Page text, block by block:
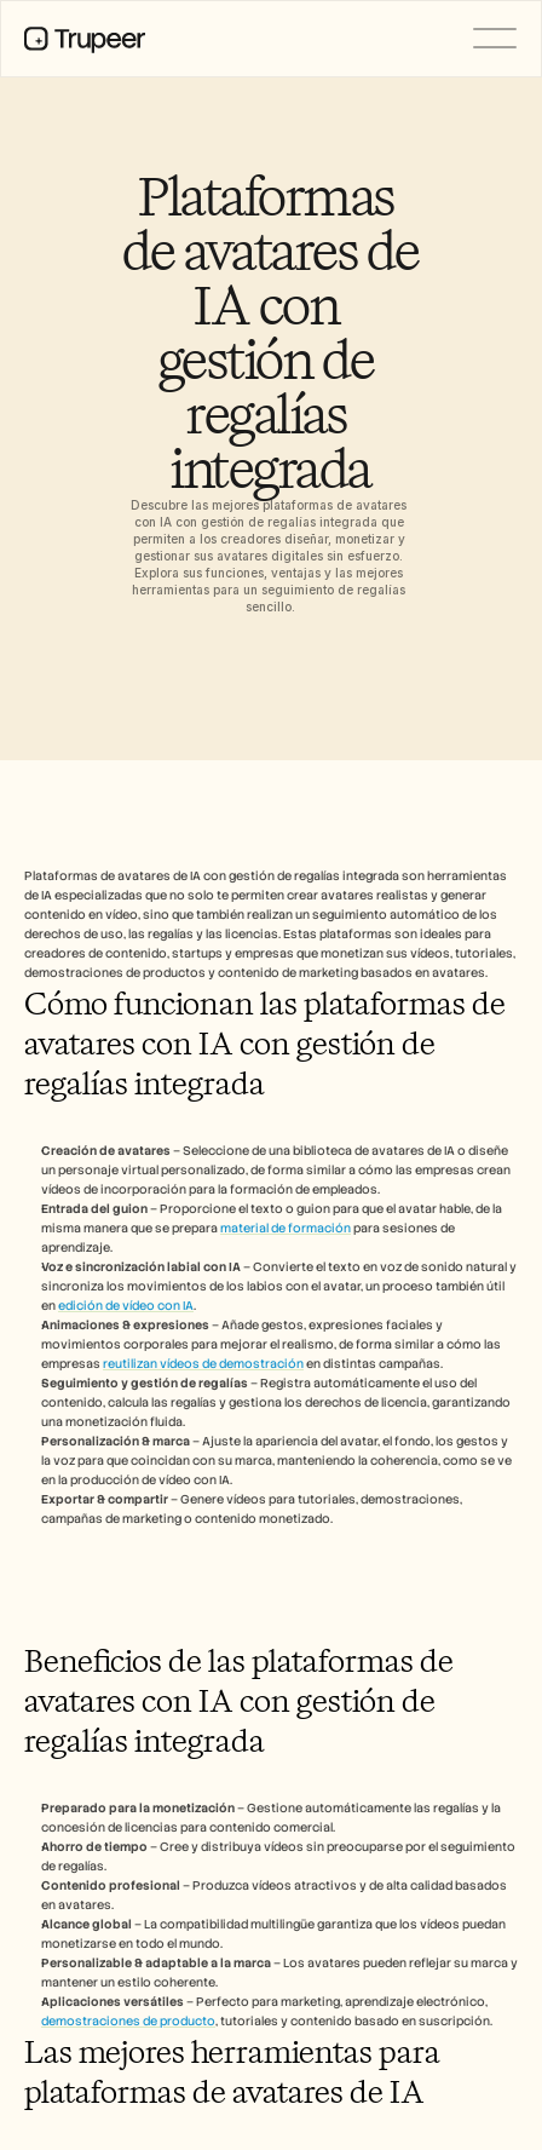
Plataformas
de avatares de
IA con
gestión de
regalías
integrada
Descubre las mejores plataformas de avatares
con IA con gestión de regalías integrada que
permiten a los creadores diseñar, monetizar y
gestionar sus avatares digitales sin esfuerzo.
Explora sus funciones, ventajas y las mejores
herramientas para un seguimiento de regalías
sencillo.
Plataformas de avatares de IA con gestión de regalías integrada son herramientas
de IA especializadas que no solo te permiten crear avatares realistas y generar
contenido en vídeo, sino que también realizan un seguimiento automático de los
derechos de uso, las regalías y las licencias. Estas plataformas son ideales para
creadores de contenido, startups y empresas que monetizan sus vídeos, tutoriales,
demostraciones de productos y contenido de marketing basados en avatares.
Cómo funcionan las plataformas de
avatares con IA con gestión de
regalías integrada
Creación de avatares – Seleccione de una biblioteca de avatares de IA o diseñe
un personaje virtual personalizado, de forma similar a cómo las empresas crean
vídeos de incorporación para la formación de empleados.
Entrada del guion – Proporcione el texto o guion para que el avatar hable, de la
misma manera que se prepara material de formación para sesiones de
aprendizaje.
Voz e sincronización labial con IA – Convierte el texto en voz de sonido natural y
sincroniza los movimientos de los labios con el avatar, un proceso también útil
en edición de vídeo con IA.
Animaciones & expresiones – Añade gestos, expresiones faciales y
movimientos corporales para mejorar el realismo, de forma similar a cómo las
empresas reutilizan vídeos de demostración en distintas campañas.
Seguimiento y gestión de regalías – Registra automáticamente el uso del
contenido, calcula las regalías y gestiona los derechos de licencia, garantizando
una monetización fluida.
Personalización & marca – Ajuste la apariencia del avatar, el fondo, los gestos y
la voz para que coincidan con su marca, manteniendo la coherencia, como se ve
en la producción de vídeo con IA.
Exportar & compartir – Genere vídeos para tutoriales, demostraciones,
campañas de marketing o contenido monetizado.
Beneficios de las plataformas de
avatares con IA con gestión de
regalías integrada
Preparado para la monetización – Gestione automáticamente las regalías y la
concesión de licencias para contenido comercial.
Ahorro de tiempo – Cree y distribuya vídeos sin preocuparse por el seguimiento
de regalías.
Contenido profesional – Produzca vídeos atractivos y de alta calidad basados
en avatares.
Alcance global – La compatibilidad multilingüe garantiza que los vídeos puedan
monetizarse en todo el mundo.
Personalizable & adaptable a la marca – Los avatares pueden reflejar su marca y
mantener un estilo coherente.
Aplicaciones versátiles
demostraciones de producto, tutoriales y contenido basado en suscripción.
Las mejores herramientas para
plataformas de avatares de IA
Historias de clientes
Centro de ayuda
Empleo
Base de conocimientos
Avatares de IA
Kits de marca
Grabación de pantalla con IA
Campeones del cambio en IA
Centro de confianza
Lanzamientos de producto
Plantillas de documentos
Herramientas gratuitas
Preguntas frecuentes
Reserva una demo
Empieza tu prueba gratuita